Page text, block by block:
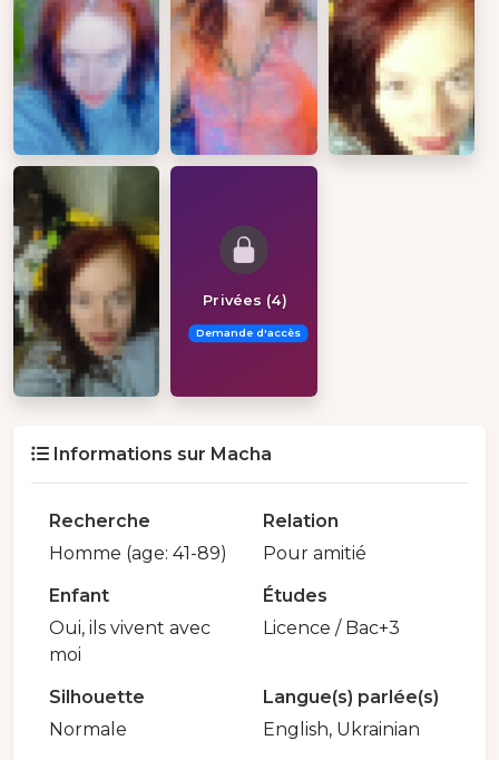
Privées (4)
Demande d'accès
Informations sur Macha
Recherche
Homme (age: 41-89)
Relation
Pour amitié
Enfant
Oui, ils vivent avec
moi
Études
Licence / Bac+3
Silhouette
Normale
Langue(s) parlée(s)
English, Ukrainian